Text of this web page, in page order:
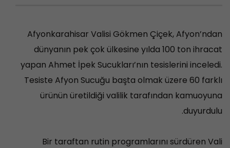
Afyonkarahisar Valisi Gökmen Çiçek, Afyon’ndan
dünyanın pek çok ülkesine yılda 100 ton ihracat
yapan Ahmet İpek Sucukları’nın tesislerini inceledi.
Tesiste Afyon Sucuğu başta olmak üzere 60 farklı
ürünün üretildiği valilik tarafından kamuoyuna
duyurdulu.
Bir taraftan rutin programlarını sürdüren Vali